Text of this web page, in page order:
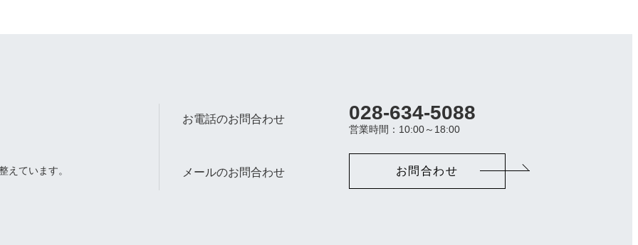
えています。
お電話のお問合わせ
カ
ラ
ム
リ
028-634-5088
営業時間：10:00～18:00
メールのお問合わせ お問合わせ